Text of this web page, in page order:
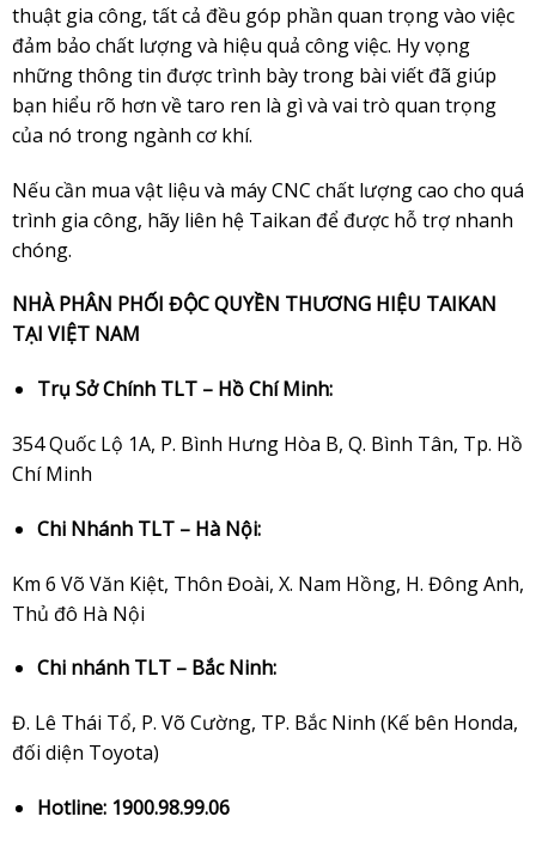
thuật gia công, tất cả đều góp phần quan trọng vào việc
đảm bảo chất lượng và hiệu quả công việc. Hy vọng
những thông tin được trình bày trong bài viết đã giúp
bạn hiểu rõ hơn về taro ren là gì và vai trò quan trọng
của nó trong ngành cơ khí.
Nếu cần mua vật liệu và máy CNC chất lượng cao cho quá
trình gia công, hãy liên hệ Taikan để được hỗ trợ nhanh
chóng.
NHÀ PHÂN PHỐI ĐỘC QUYỀN THƯƠNG HIỆU TAIKAN
TẠI VIỆT NAM
Trụ Sở Chính TLT – Hồ Chí Minh:
354 Quốc Lộ 1A, P. Bình Hưng Hòa B, Q. Bình Tân, Tp. Hồ
Chí Minh
Chi Nhánh TLT – Hà Nội:
Km 6 Võ Văn Kiệt, Thôn Đoài, X. Nam Hồng, H. Đông Anh,
Thủ đô Hà Nội
Chi nhánh TLT – Bắc Ninh:
Đ. Lê Thái Tổ, P. Võ Cường, TP. Bắc Ninh (Kế bên Honda,
đối diện Toyota)
Hotline: 1900.98.99.06